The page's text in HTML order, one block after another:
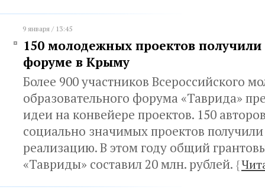
9 января / 13:45
150 молодежных проектов
форуме в Крыму
Более 900 участников Всероссийского
образовательного форума «Таврида»
идеи на конвейере проектов. 150
социально значимых проектов
реализацию. В этом году общий
«Тавриды» составил 20 млн. рублей. {